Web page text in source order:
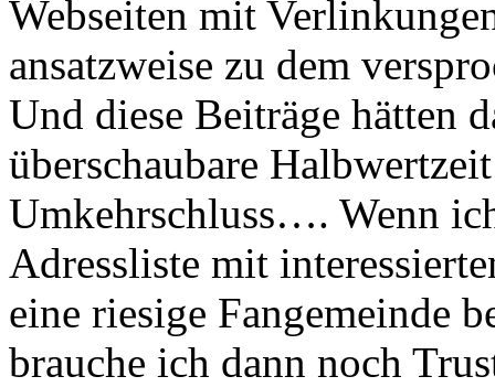
Webseiten mit
ansatzweise zu dem
Und diese Beiträge hätten
überschaubare
Umkehrschluss…. Wenn
Adressliste mit
eine riesige Fangemeinde
brauche ich dann noch